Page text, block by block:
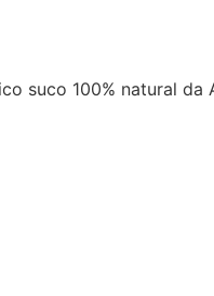
suco 100% natural